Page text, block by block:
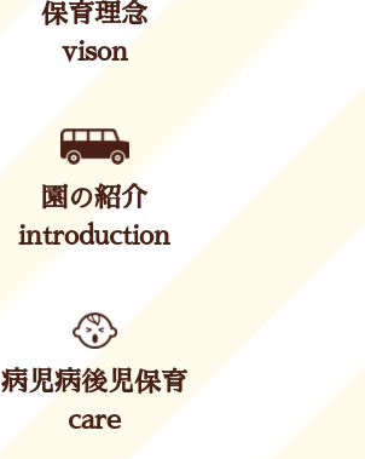
保育理念
vison
園の紹介
introduction
病児病後児保育
care